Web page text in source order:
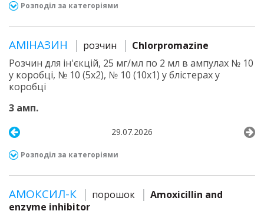
Розподіл за категоріями
АМІНАЗИН розчин
Chlorpromazine
Розчин для ін'єкцій, 25 мг/мл по 2 мл в ампулах № 10
у коробці, № 10 (5х2), № 10 (10х1) у блістерах у
коробці
3 амп.
29.07.2026
Розподіл за категоріями
АМОКСИЛ-К порошок
Amoxicillin and
enzyme inhibitor